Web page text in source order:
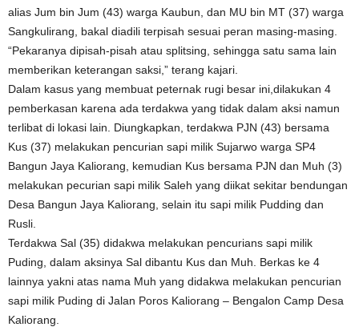
alias Jum bin Jum (43) warga Kaubun, dan MU bin MT (37) warga
Sangkulirang, bakal diadili terpisah sesuai peran masing-masing.
“Pekaranya dipisah-pisah atau splitsing, sehingga satu sama lain
memberikan keterangan saksi,” terang kajari.
Dalam kasus yang membuat peternak rugi besar ini,dilakukan 4
pemberkasan karena ada terdakwa yang tidak dalam aksi namun
terlibat di lokasi lain. Diungkapkan, terdakwa PJN (43) bersama
Kus (37) melakukan pencurian sapi milik Sujarwo warga SP4
Bangun Jaya Kaliorang, kemudian Kus bersama PJN dan Muh (3)
melakukan pecurian sapi milik Saleh yang diikat sekitar bendungan
Desa Bangun Jaya Kaliorang, selain itu sapi milik Pudding dan
Rusli.
Terdakwa Sal (35) didakwa melakukan pencurians sapi milik
Puding, dalam aksinya Sal dibantu Kus dan Muh. Berkas ke 4
lainnya yakni atas nama Muh yang didakwa melakukan pencurian
sapi milik Puding di Jalan Poros Kaliorang – Bengalon Camp Desa
Kaliorang.